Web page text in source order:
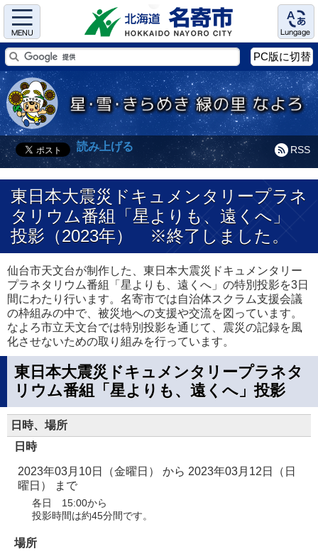
Menu Language
PC版に切替
RSS
読み上げる
東日本大震災ドキュメンタリープラネ
タリウム番組「星よりも、遠くへ」
投影（2023年） ※終了しました。
仙台市天文台が制作した、東日本大震災ドキュメンタリー
プラネタリウム番組「星よりも、遠くへ」の特別投影を3日
間にわたり行います。名寄市では自治体スクラム支援会議
の枠組みの中で、被災地への支援や交流を図っています。
なよろ市立天文台では特別投影を通じて、震災の記録を風
化させないための取り組みを行っています。
東日本大震災ドキュメンタリープラネタ
リウム番組「星よりも、遠くへ」投影
日時、場所
日時
2023年03月10日（金曜日） から 2023年03月12日（日
曜日）
まで
各日 15:00から
投影時間は約45分間です。
場所